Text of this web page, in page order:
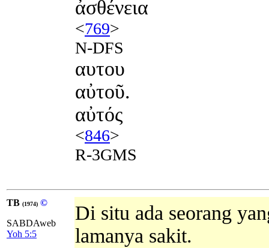
ἀσθένεια
<769>
N-DFS
αυτου
αὐτοῦ.
αὐτός
<846>
R-3GMS
TB (1974) ©
SABDAweb
Yoh 5:5
Di situ ada seorang
lamanya sakit.